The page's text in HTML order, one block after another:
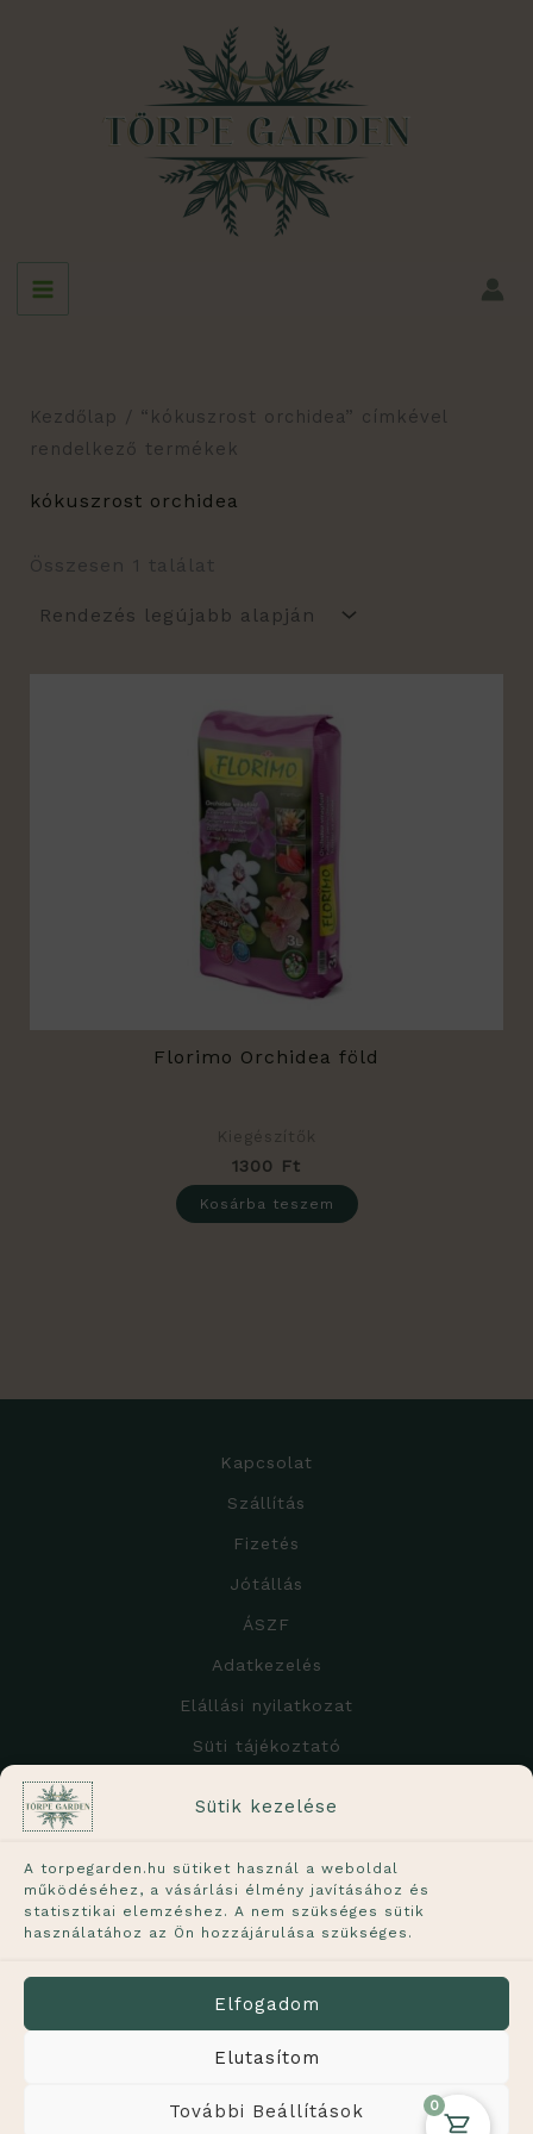
Sütik kezelése
A torpegarden.hu sütiket használ a weboldal
működéséhez, a vásárlási élmény javításához és
statisztikai elemzéshez. A nem szükséges sütik
használatához az Ön hozzájárulása szükséges.
Elfogadom
Elutasítom
További Beállítások
Kezdőlap / “kókuszrost orchidea” címkével
rendelkező termékek
kókuszrost orchidea
Összesen 1 találat
Florimo Orchidea föld
Kiegészítők
1300
Ft
Kosárba teszem
Kapcsolat
Szállítás
Fizetés
Jótállás
ÁSZF
Adatkezelés
Elállási nyilatkozat
Süti tájékoztató
A weboldalon feltüntetett árak
A növények élő termékek, ezért a képen láthatótól
kisebb mértékben eltérhetnek. A feltüntetett méret
a növény hozzávetőleges méretét jelöli.
0